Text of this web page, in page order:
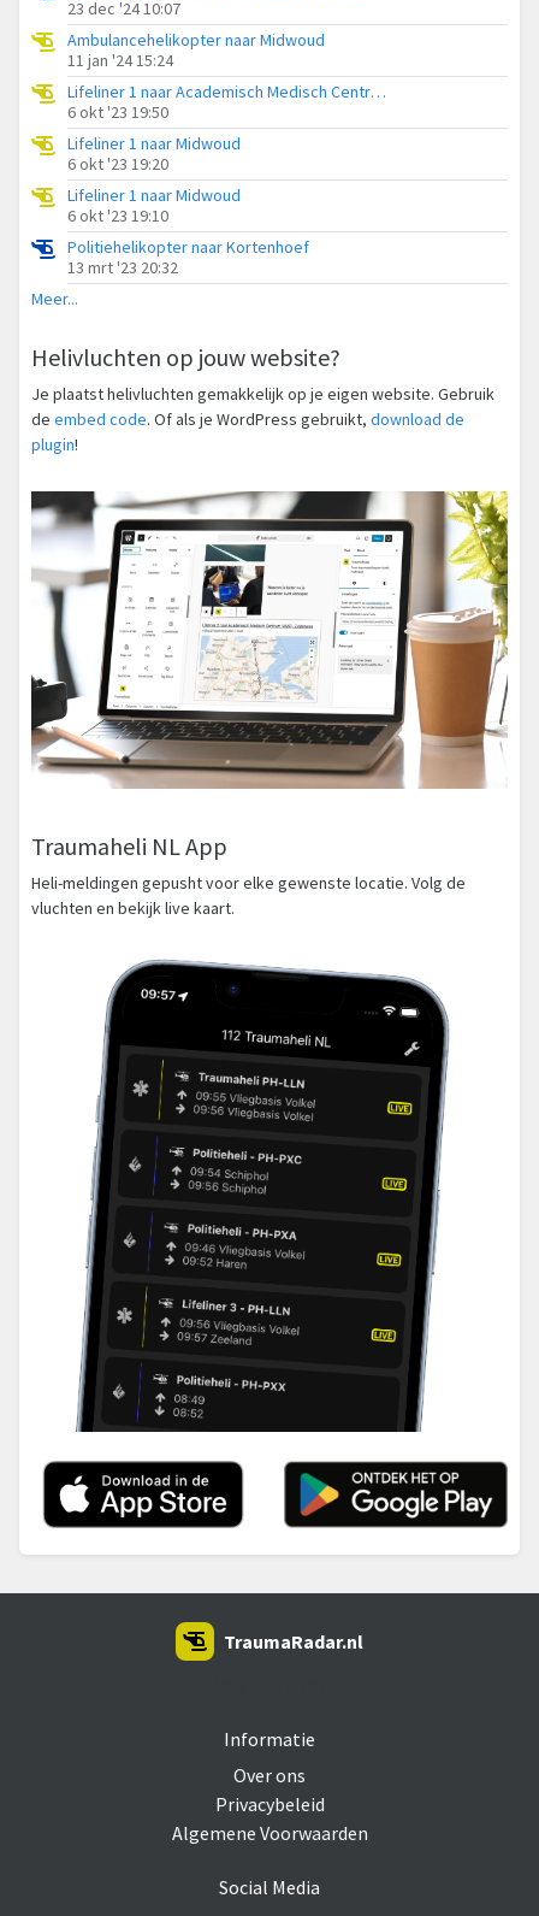
23 dec '24 10:07
Ambulancehelikopter naar Midwoud
11 jan '24 15:24
Lifeliner 1 naar Academisch Medisch Centrum (AMC)
6 okt '23 19:50
Lifeliner 1 naar Midwoud
6 okt '23 19:20
Lifeliner 1 naar Midwoud
6 okt '23 19:10
Politiehelikopter naar Kortenhoef
13 mrt '23 20:32
Meer...
Helivluchten op jouw website?
Je plaatst helivluchten gemakkelijk op je eigen website. Gebruik
de embed code. Of als je WordPress gebruikt, download de
plugin!
Traumaheli NL App
Heli-meldingen gepusht voor elke gewenste locatie. Volg de
vluchten en bekijk live kaart.
Informatie
Over ons
Privacybeleid
Algemene Voorwaarden
Social Media
TraumaRadar.nl